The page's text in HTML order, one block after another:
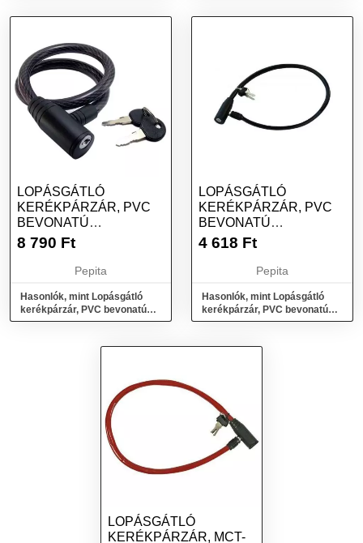
LOPÁSGÁTLÓ
KERÉKPÁRZÁR, PVC
BEVONATÚ
ACÉLKÁBEL 12X650MM
8 790 Ft
Pepita
Hasonlók, mint Lopásgátló
kerékpárzár, PVC bevonatú
acélkábel 12x650mm + 2 db
LOPÁSGÁTLÓ
KERÉKPÁRZÁR, PVC
BEVONATÚ
ACÉLKÁBEL, 2 KULCS,
4 618 Ft
Pepita
Hasonlók, mint Lopásgátló
kerékpárzár, PVC bevonatú
acélkábel, 2 kulcs, 10x650 m...
LOPÁSGÁTLÓ
KERÉKPÁRZÁR, MCT-